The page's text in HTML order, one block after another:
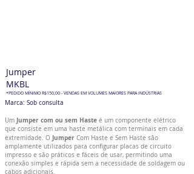
Jumper
MKBL
*PEDIDO MÍNIMO R$150,00 - VENDAS EM VOLUMES MAIORES PARA INDÚSTRIAS
Marca: Sob consulta
Um Jumper com ou sem Haste é um componente elétrico
que consiste em uma haste metálica com terminais em cada
extremidade. O Jumper Com Haste e Sem Haste são
amplamente utilizados para configurar placas de circuito
impresso e são práticos e fáceis de usar, permitindo uma
conexão simples e rápida sem a necessidade de soldagem ou
cabos adicionais.